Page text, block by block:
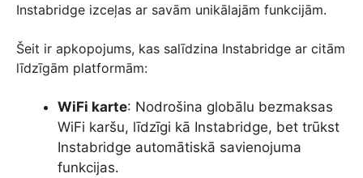
Instabridge izceļas ar savām unikālajām funkcijām.
Šeit ir apkopojums, kas salīdzina Instabridge ar citām
līdzīgām platformām:
WiFi karte: Nodrošina globālu bezmaksas
WiFi karšu, līdzīgi kā Instabridge, bet trūkst
Instabridge automātiskā savienojuma
funkcijas.